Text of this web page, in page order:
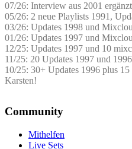
07/26: Interview aus 2001 ergänzt
05/26: 2 neue Playlists 1991,
03/26: Updates 1998 und
01/26: Updates 1997 und
12/25: Updates 1997 und 10
11/25: 20 Updates 1997 und 1996
10/25: 30+ Updates 1996 plus
Karsten!
Community
Mithelfen
Live Sets